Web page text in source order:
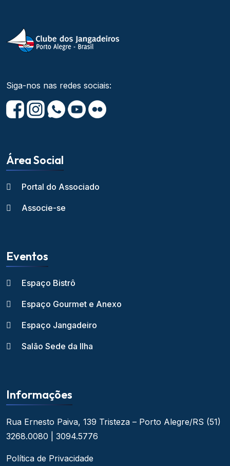
Siga-nos nas redes sociais:
Área Social
Portal do Associado
Associe-se
Eventos
Espaço Bistrô
Espaço Gourmet e Anexo
Espaço Jangadeiro
Salão Sede da Ilha
Informações
Rua Ernesto Paiva, 139 Tristeza – Porto Alegre/RS (51)
3268.0080 | 3094.5776
Política de Privacidade